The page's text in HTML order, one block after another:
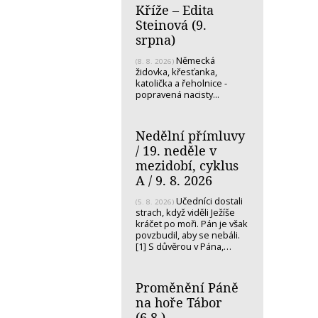
Kříže – Edita
Steinová (9.
srpna)
(8. 8. 2026) Německá
židovka, křesťanka,
katolička a řeholnice -
popravená nacisty...
Nedělní přímluvy
/ 19. neděle v
mezidobí, cyklus
A / 9. 8. 2026
(5. 8. 2026) Učedníci dostali
strach, když viděli Ježíše
kráčet po moři. Pán je však
povzbudil, aby se nebáli.
[1] S důvěrou v Pána,…
Proměnění Páně
na hoře Tábor